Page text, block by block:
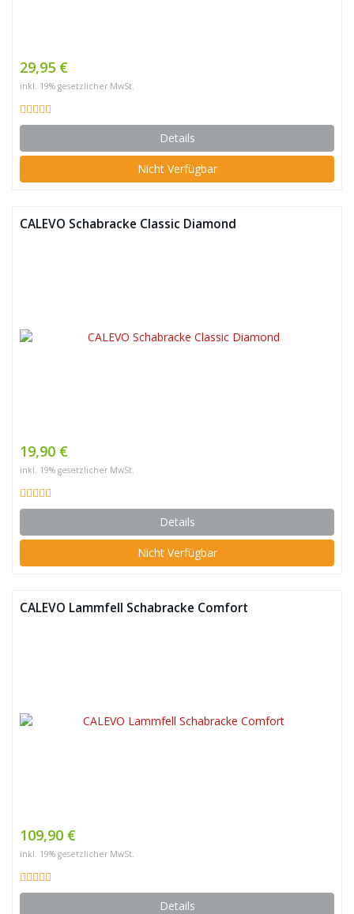
29,95 €
inkl. 19% gesetzlicher MwSt.
Details
Nicht Verfügbar
CALEVO Schabracke Classic Diamond
19,90 €
inkl. 19% gesetzlicher MwSt.
Details
Nicht Verfügbar
CALEVO Lammfell Schabracke Comfort
109,90 €
inkl. 19% gesetzlicher MwSt.
Details